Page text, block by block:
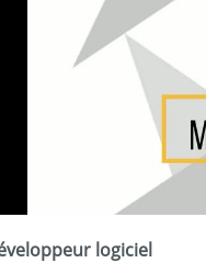
logiciel